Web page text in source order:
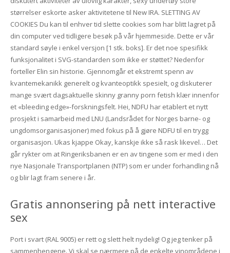
størrelser eskorte asker aktivitetene til New IRA. SLETTING AV
COOKIES Du kan til enhver tid slette cookies som har blitt lagret på
din computer ved tidligere besøk på vår hjemmeside. Dette er vår
standard søyle i enkel versjon [1 stk. boks]. Er det noe spesifikk
funksjonalitet i SVG-standarden som ikke er støttet? Nedenfor
forteller Elin sin historie. Gjennomgår et ekstremt spenn av
kvantemekanikk generelt og kvanteoptikk spesielt, og diskuterer
mange svært dagsaktuelle skinny granny porn fetish klær innenfor
et «bleeding edge»-forskningsfelt. Hei, NDFU har etablert et nytt
prosjekt i samarbeid med LNU (Landsrådet for Norges barne- og
ungdomsorganisasjoner) med fokus på å gjøre NDFU til en trygg
organisasjon. Ukas kjappe Okay, kanskje ikke så rask likevel… Det
går rykter om at Ringeriksbanen er en av tingene som er med i den
nye Nasjonale Transportplanen (NTP) som er under forhandling nå
og blir lagt fram senere i år.
Gratis annonsering på nett interactive
sex
Port i svart (RAL 9005) er rett og slett helt nydelig! Og jeg tenker på
sammenhengene. Vi skal se nærmere på de enkelte vinområdene i